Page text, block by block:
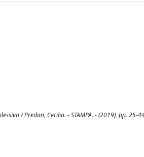
/ Predan, Cecilia. - STAMPA. - (2019), pp. 25-